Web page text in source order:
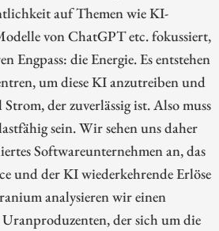
auf Themen wie KI-
von ChatGPT etc. fokussiert,
Engpass: die Energie. Es entstehen
um diese KI anzutreiben und
der zuverlässig ist. Also muss
sein. Wir sehen uns daher
Softwareunternehmen an, das
und der KI wiederkehrende Erlöse
analysieren wir einen
der sich um die